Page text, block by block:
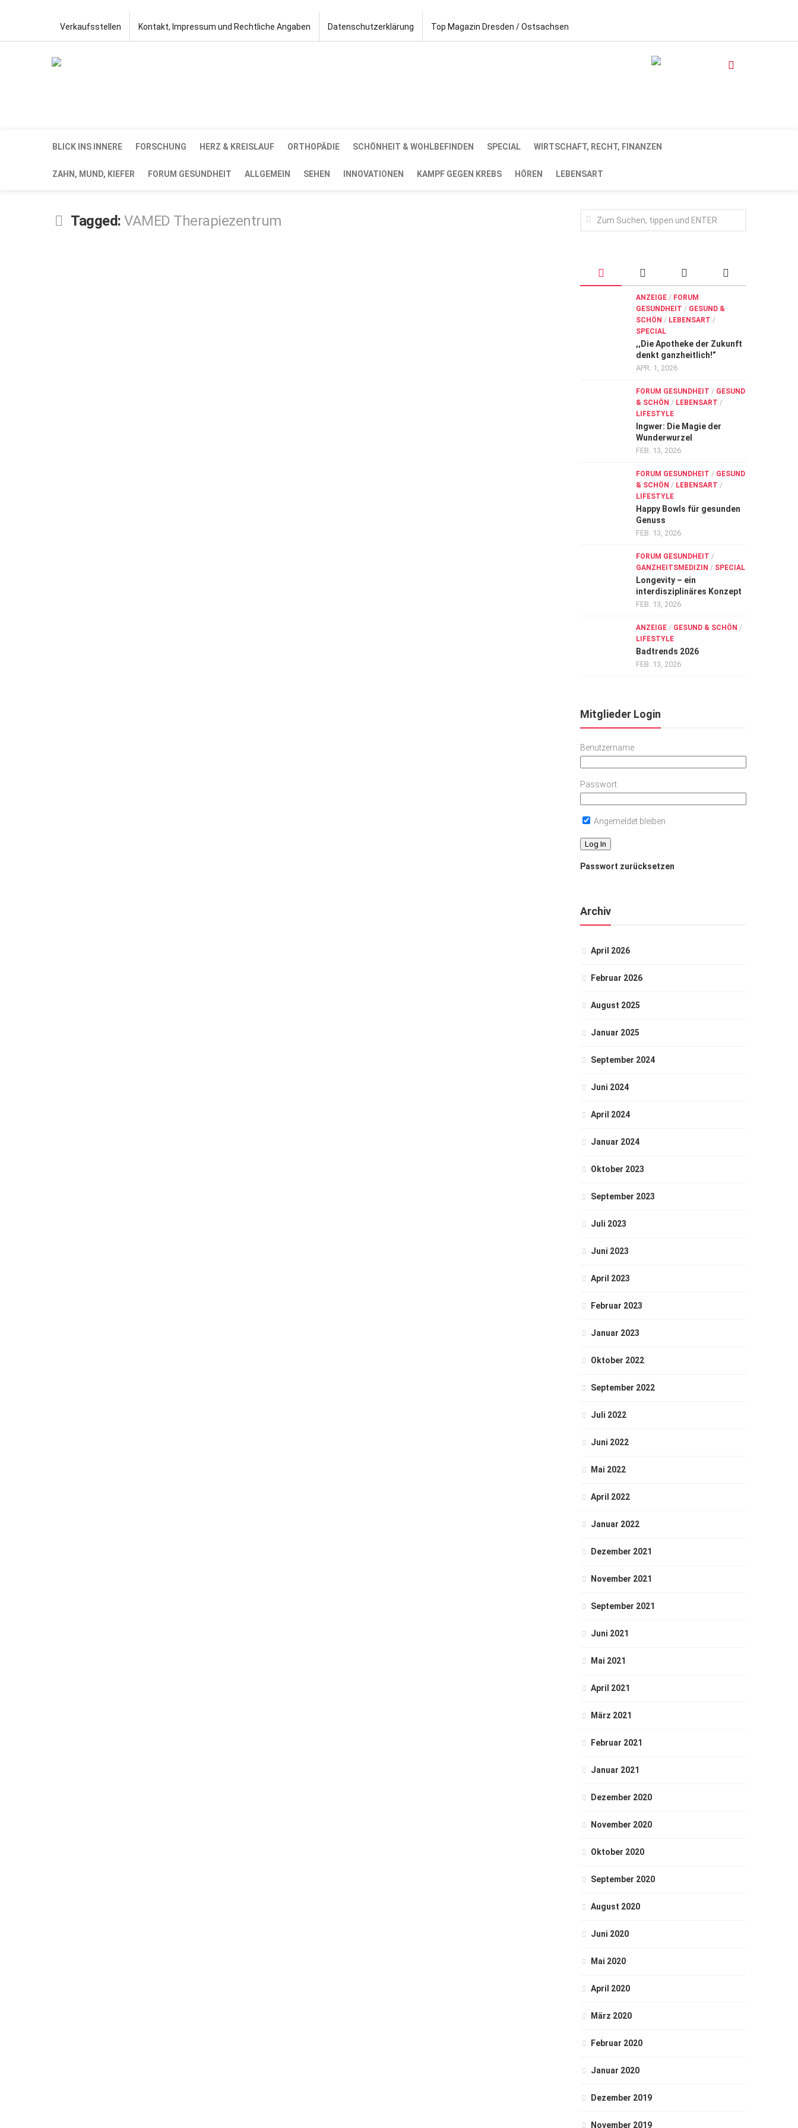
Verkaufsstellen Kontakt, Impressum und Rechtliche Angaben Datenschutzerklärung Top Magazin Dresden / Ostsachsen
BLICK INS INNERE FORSCHUNG HERZ & KREISLAUF ORTHOPÄDIE SCHÖNHEIT & WOHLBEFINDEN SPECIAL WIRTSCHAFT, RECHT, FINANZEN
ZAHN, MUND, KIEFER FORUM GESUNDHEIT ALLGEMEIN SEHEN INNOVATIONEN KAMPF GEGEN KREBS HÖREN LEBENSART
Tagged: VAMED Therapiezentrum
ANZEIGE / FORUM
GESUNDHEIT / GESUND &
SCHÖN / LEBENSART /
SPECIAL
,,Die Apotheke der Zukunft
denkt ganzheitlich!”
APR. 1, 2026
FORUM GESUNDHEIT / GESUND
& SCHÖN / LEBENSART /
LIFESTYLE
Ingwer: Die Magie der
Wunderwurzel
FEB. 13, 2026
FORUM GESUNDHEIT / GESUND
& SCHÖN / LEBENSART /
LIFESTYLE
Happy Bowls für gesunden
Genuss
FEB. 13, 2026
FORUM GESUNDHEIT /
GANZHEITSMEDIZIN / SPECIAL
Longevity – ein
interdisziplinäres Konzept
FEB. 13, 2026
ANZEIGE / GESUND & SCHÖN /
LIFESTYLE
Badtrends 2026
FEB. 13, 2026
Mitglieder Login
Benutzername
Passwort
Angemeldet bleiben
Passwort zurücksetzen
Archiv
April 2026
Februar 2026
August 2025
Januar 2025
September 2024
Juni 2024
April 2024
Januar 2024
Oktober 2023
September 2023
Juli 2023
Juni 2023
April 2023
Februar 2023
Januar 2023
Oktober 2022
September 2022
Juli 2022
Juni 2022
Mai 2022
April 2022
Januar 2022
Dezember 2021
November 2021
September 2021
Juni 2021
Mai 2021
April 2021
März 2021
Februar 2021
Januar 2021
Dezember 2020
November 2020
Oktober 2020
September 2020
August 2020
Juni 2020
Mai 2020
April 2020
März 2020
Februar 2020
Januar 2020
Dezember 2019
November 2019